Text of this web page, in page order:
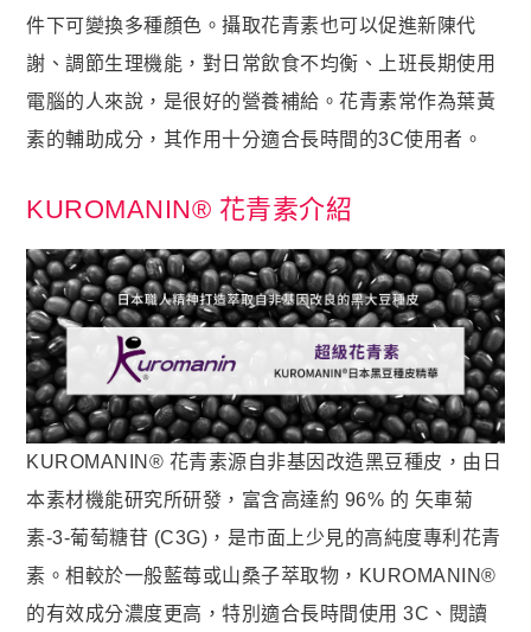
狀元・葉黃素+玉米黃素
金榜．85% rTG高純度純淨魚油
赤兔．海藻鈣鎂D3K2
猛虎．酵母B群+酵母鋅
傾城．德國水解膠原蛋白
透亮．西印度櫻桃維他命Ｃ
🥇 世界品質評鑑-金獎
至尊・黑瑪卡+酵母鋅 (熱銷NO1.)
飛龍．高純度左旋精胺酸 (熱銷第NO2.)
英雄．20倍南瓜籽+茄紅素
戰神．超級薑黃素+頂級紅蔘
順暢．470億ABC益生菌
貴妃．蔓越莓益生菌+甘露糖+維他命C
極適．D-甘露糖
件下可變換多種顏色。攝取花青素也可以促進新陳代
謝、調節生理機能，對日常飲食不均衡、上班長期使用
電腦的人來說，是很好的營養補給。​​花青素常作為葉黃
素的輔助成分，其作用十分適合長時間的3C使用者。
KUROMANIN® 花青素介紹
KUROMANIN® 花青素源自非基因改造黑豆種皮，由日
本素材機能研究所研發，富含高達約 96% 的 矢車菊
素-3-葡萄糖苷 (C3G)，是市面上少見的高純度專利花青
素。相較於一般藍莓或山桑子萃取物，KUROMANIN®
的有效成分濃度更高，特別適合長時間使用 3C、閱讀